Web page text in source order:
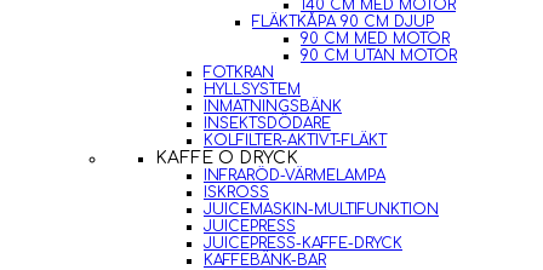
140 CM MED MOTOR
FLÄKTKÅPA 90 CM DJUP
90 CM MED MOTOR
90 CM UTAN MOTOR
FOTKRAN
HYLLSYSTEM
INMATNINGSBÄNK
INSEKTSDÖDARE
KOLFILTER-AKTIVT-FLÄKT
KAFFE O DRYCK
INFRARÖD-VÄRMELAMPA
ISKROSS
JUICEMASKIN-MULTIFUNKTION
JUICEPRESS
JUICEPRESS-KAFFE-DRYCK
KAFFEBÄNK-BAR